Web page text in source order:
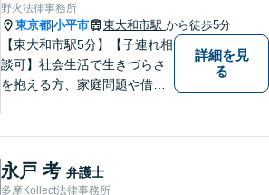
野火法律事務所
東京都 小平市 東大和市駅 から徒歩5分
【東大和市駅5分】【子連れ相
談可】社会生活で生きづらさ
を抱える方、家庭問題や借金
談無料】【分割払い可】【法
テラス利用可】
詳細を見
る
永戸 考 弁護士
多摩Kollect法律事務所